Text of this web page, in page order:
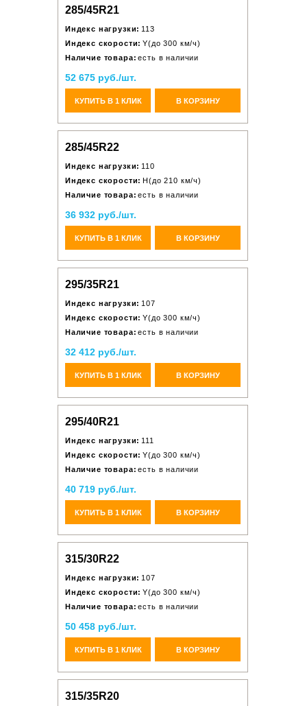
285/45R21
Индекс нагрузки: 113
Индекс скорости: Y(до 300 км/ч)
Наличие товара: есть в наличии
52 675 руб./шт.
КУПИТЬ В 1 КЛИК В КОРЗИНУ
285/45R22
Индекс нагрузки: 110
Индекс скорости: H(до 210 км/ч)
Наличие товара: есть в наличии
36 932 руб./шт.
КУПИТЬ В 1 КЛИК В КОРЗИНУ
295/35R21
Индекс нагрузки: 107
Индекс скорости: Y(до 300 км/ч)
Наличие товара: есть в наличии
32 412 руб./шт.
КУПИТЬ В 1 КЛИК В КОРЗИНУ
295/40R21
Индекс нагрузки: 111
Индекс скорости: Y(до 300 км/ч)
Наличие товара: есть в наличии
40 719 руб./шт.
КУПИТЬ В 1 КЛИК В КОРЗИНУ
315/30R22
Индекс нагрузки: 107
Индекс скорости: Y(до 300 км/ч)
Наличие товара: есть в наличии
50 458 руб./шт.
КУПИТЬ В 1 КЛИК В КОРЗИНУ
315/35R20